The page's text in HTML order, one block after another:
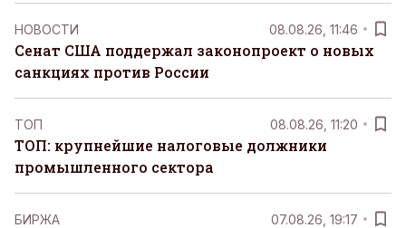
НОВОСТИ 08.08.26, 11:46
Сенат США поддержал законопроект о новых
санкциях против России
ТОП 08.08.26, 11:20
ТОП: крупнейшие налоговые должники
промышленного сектора
БИРЖА 07.08.26, 19:17